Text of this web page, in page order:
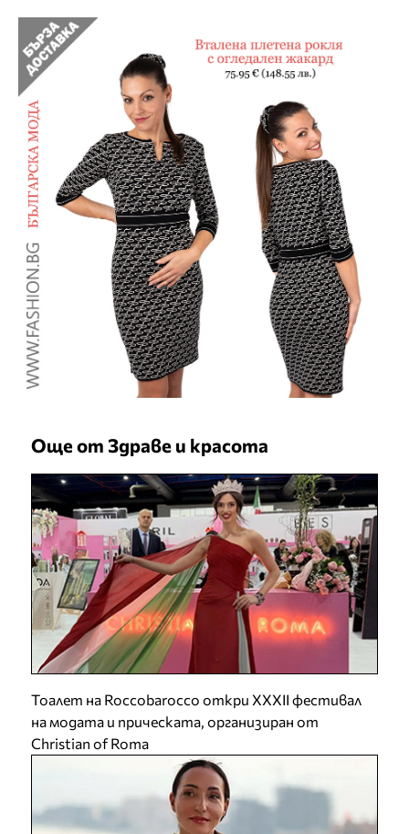
Още от Здраве и красота
Тоалет на Roccobarocco откри XXXII фестивал
на модата и прическата, организиран от
Christian of Roma